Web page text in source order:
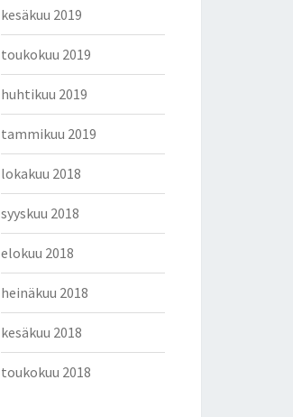
kesäkuu 2019
toukokuu 2019
huhtikuu 2019
tammikuu 2019
lokakuu 2018
syyskuu 2018
elokuu 2018
heinäkuu 2018
kesäkuu 2018
toukokuu 2018